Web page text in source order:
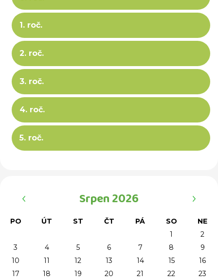
1. roč.
2. roč.
3. roč.
4. roč.
5. roč.
Srpen 2026
PO ÚT ST ČT PÁ SO
NE
1
2
3
4 5 6 7 8
9
10
11 12 13 14 15
16
17
18 19 20 21 22
23